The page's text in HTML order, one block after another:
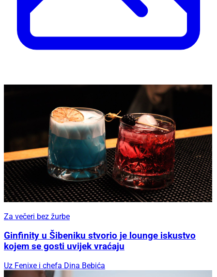
Za večeri bez žurbe
Ginfinity u Šibeniku stvorio je lounge iskustvo
kojem se gosti uvijek vraćaju
Uz Fenixe i chefa Dina Bebića